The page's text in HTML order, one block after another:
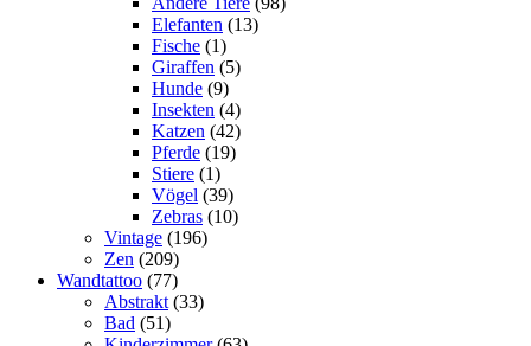
Elefanten (13)
Fische (1)
Giraffen (5)
Hunde (9)
Insekten (4)
Katzen (42)
Pferde (19)
Stiere (1)
Vögel (39)
Zebras (10)
Vintage (196)
Zen (209)
Wandtattoo (77)
Abstrakt (33)
Bad (51)